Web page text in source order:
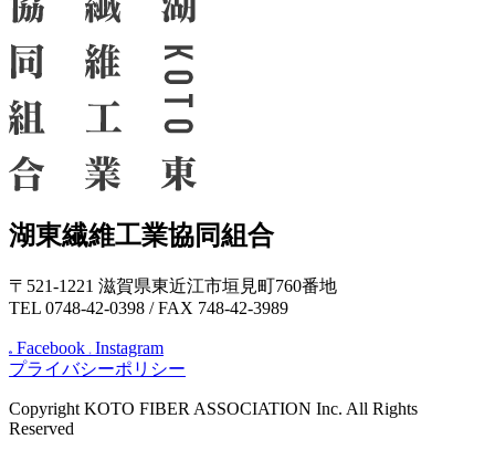
湖東繊維工業協同組合
〒521-1221 滋賀県東近江市垣見町760番地
TEL 0748-42-0398 / FAX 748-42-3989
Facebook Instagram
プライバシーポリシー
Copyright KOTO FIBER ASSOCIATION Inc. All Rights
Reserved